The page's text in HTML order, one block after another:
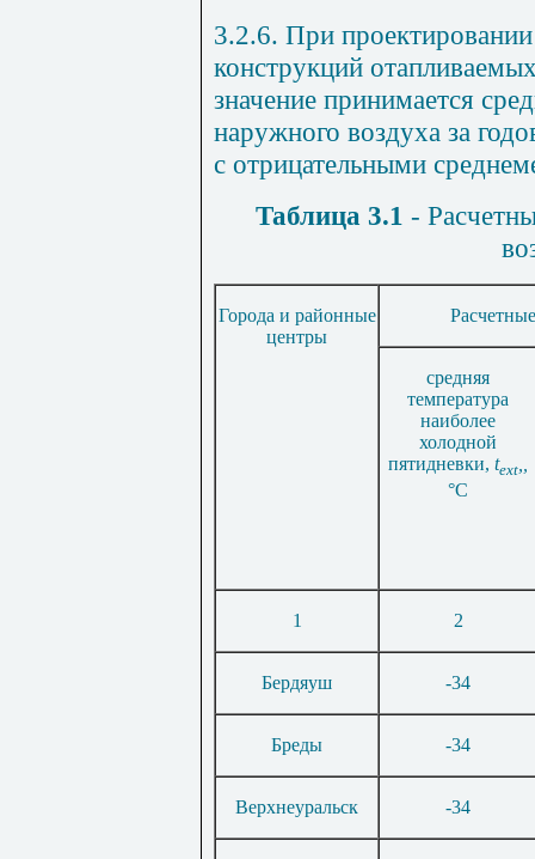
3.2.6. При
конструкций
значение принимается
наружного воздуха за
с отрицательными
Таблица 3.1 -
Города и районные
центры
средняя
температура
наиболее
холодной
пятидневки, text
°C
1 2
Бердяуш -34
Бреды -34
Верхнеуральск -34